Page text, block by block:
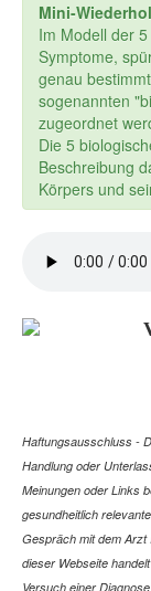
Mini-
Im Modell der
Symptome,
genau
sogenannten
zugeordnet
Die 5
Beschreibung
Körpers und
Haftungsausschluss -
Handlung oder
Meinungen oder Links
gesundheitlich
Gespräch mit dem Arzt
dieser Webseite
Versuch einer